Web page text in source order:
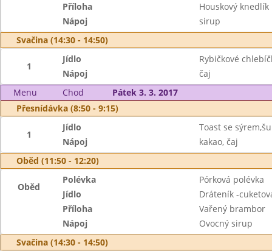
Příloha
Houskový knedlík
Nápoj
sirup
Svačina (14:30 - 14:50)
1
Jídlo
Rybičkové
Nápoj
čaj
Menu
Chod
Pátek 3. 3. 2017
Přesnídávka (8:50 - 9:15)
1
Jídlo
Toast se
Nápoj
kakao, čaj
Oběd (11:50 - 12:20)
Oběd
Polévka
Pórková polévka
Jídlo
Dráteník -
Příloha
Vařený brambor
Nápoj
Ovocný sirup
Svačina (14:30 - 14:50)